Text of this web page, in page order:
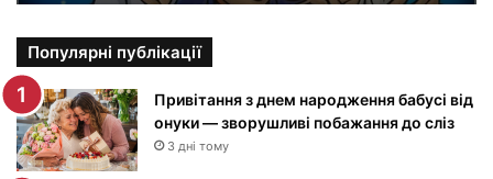
а
и
н
к
и
з
Популярні публікації
Привітання з днем народження бабусі від
онуки — зворушливі побажання до сліз
3 дні тому